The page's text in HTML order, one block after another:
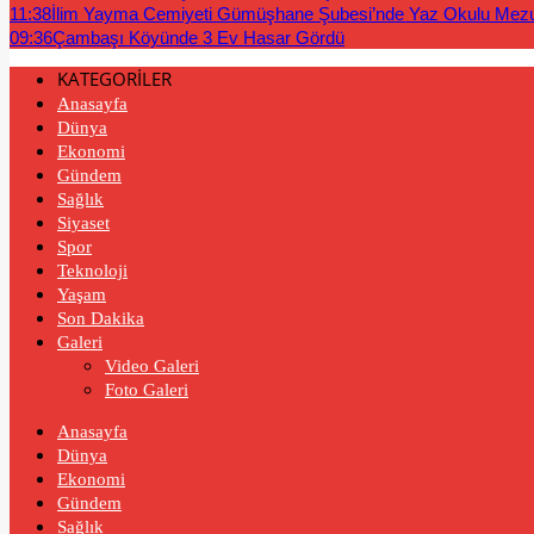
11:38İlim Yayma Cemiyeti Gümüşhane Şubesi’nde Yaz Okulu
09:36Çambaşı Köyünde 3 Ev Hasar Gördü
KATEGORİLER
Anasayfa
Dünya
Ekonomi
Gündem
Sağlık
Siyaset
Spor
Teknoloji
Yaşam
Son Dakika
Galeri
Video Galeri
Foto Galeri
Anasayfa
Dünya
Ekonomi
Gündem
Sağlık